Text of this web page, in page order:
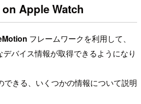
Apple Watch
フレームワークを利用して、
バイス情報が取得できるようになり
できる、いくつかの情報について説明